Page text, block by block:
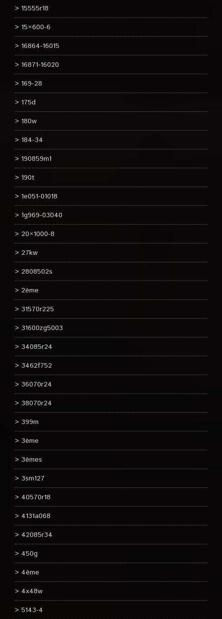
15555r18
15×600-6
16864-16015
16871-16020
169-28
175d
180w
184-34
190859m1
190t
1e051-01018
1g969-03040
20×1000-8
27kw
2808502s
2ème
31570r225
31600zg5003
34085r24
3462f752
36070r24
38070r24
399m
3ème
3èmes
3sm127
40570r18
4131a068
42085r34
450g
4ème
4x48w
5143-4